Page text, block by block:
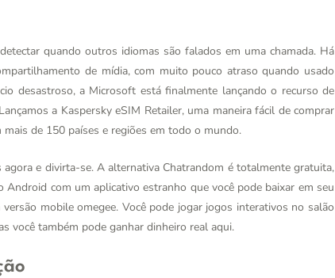
quando outros idiomas são falados em uma chamada. Há
de mídia, com muito pouco atraso quando usado
desastroso, a Microsoft está finalmente lançando o recurso de
a Kaspersky eSIM Retailer, uma maneira fácil de comprar
de 150 países e regiões em todo o mundo.
e divirta-se. A alternativa Chatrandom é totalmente gratuita,
com um aplicativo estranho que você pode baixar em seu
versão mobileomegee. Você pode jogar jogos interativos no salão
você também pode ganhar dinheiro real aqui.